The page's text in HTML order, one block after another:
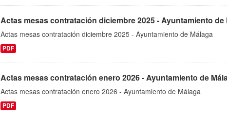
Actas mesas contratación diciembre 2025 - Ayuntamiento de
Actas mesas contratación diciembre 2025 - Ayuntamiento de Málaga
PDF
Actas mesas contratación enero 2026 - Ayuntamiento de
Actas mesas contratación enero 2026 - Ayuntamiento de Málaga
PDF